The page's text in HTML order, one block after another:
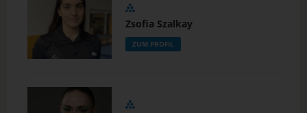
Zsofia Szalkay
ZUM PROFIL